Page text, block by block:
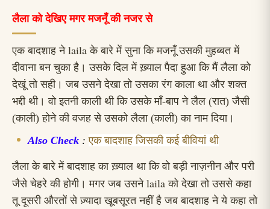
लैला को देखिए मगर मजनूँ की नजर से
एक बादशाह ने laila के बारे में सुना कि मजनूँ उसकी मुहब्बत में
दीवाना बन चुका है। उसके दिल में ख़्याल पैदा हुआ कि मैं लैला को
देखूं तो सही। जब उसने देखा तो उसका रंग काला था और शक्त
भद्दी थी। वो इतनी काली थी कि उसके माँ-बाप ने लैल (रात) जैसी
(काली) होने की वजह से उसको लैला (काली) का नाम दिया।
Also Check : एक बादशाह जिसकी कई बीवियां थी
लैला के बारे में बादशाह का ख़्याल था कि वो बड़ी नाज़नीन और परी
जैसे चेहरे की होगी। मगर जब उसनेlaila को देखा तो उससे कहा
तू दूसरी औरतों से ज़्यादा खूबसूरत नहीं है जब बादशाह ने ये कहा तो